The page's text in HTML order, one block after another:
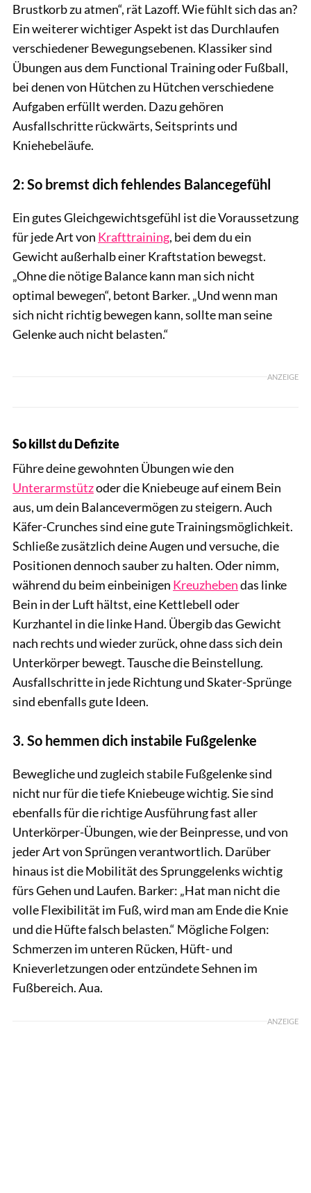
Brustkorb zu atmen“, rät Lazoff. Wie fühlt sich das an?
Ein weiterer wichtiger Aspekt ist das Durchlaufen
verschiedener Bewegungsebenen. Klassiker sind
Übungen aus dem Functional Training oder Fußball,
bei denen von Hütchen zu Hütchen verschiedene
Aufgaben erfüllt werden. Dazu gehören
Ausfallschritte rückwärts, Seitsprints und
Kniehebeläufe.
2: So bremst dich fehlendes Balancegefühl
Ein gutes Gleichgewichtsgefühl ist die Voraussetzung
für jede Art von Krafttraining, bei dem du ein
Gewicht außerhalb einer Kraftstation bewegst.
„Ohne die nötige Balance kann man sich nicht
optimal bewegen“, betont Barker. „Und wenn man
sich nicht richtig bewegen kann, sollte man seine
Gelenke auch nicht belasten.“
ANZEIGE
So killst du Defizite
Führe deine gewohnten Übungen wie den
Unterarmstützoder die Kniebeuge auf einem Bein
aus, um dein Balancevermögen zu steigern. Auch
Käfer-Crunches sind eine gute Trainingsmöglichkeit.
Schließe zusätzlich deine Augen und versuche, die
Positionen dennoch sauber zu halten. Oder nimm,
während du beim einbeinigen Kreuzhebendas linke
Bein in der Luft hältst, eine Kettlebell oder
Kurzhantel in die linke Hand. Übergib das Gewicht
nach rechts und wieder zurück, ohne dass sich dein
Unterkörper bewegt. Tausche die Beinstellung.
Ausfallschritte in jede Richtung und Skater-Sprünge
sind ebenfalls gute Ideen.
3. So hemmen dich instabile Fußgelenke
Bewegliche und zugleich stabile Fußgelenke sind
nicht nur für die tiefe Kniebeuge wichtig. Sie sind
ebenfalls für die richtige Ausführung fast aller
Unterkörper-Übungen, wie der Beinpresse, und von
jeder Art von Sprüngen verantwortlich. Darüber
hinaus ist die Mobilität des Sprunggelenks wichtig
fürs Gehen und Laufen. Barker: „Hat man nicht die
volle Flexibilität im Fuß, wird man am Ende die Knie
und die Hüfte falsch belasten.“ Mögliche Folgen:
Schmerzen im unteren Rücken, Hüft- und
Knieverletzungen oder entzündete Sehnen im
Fußbereich. Aua.
ANZEIGE